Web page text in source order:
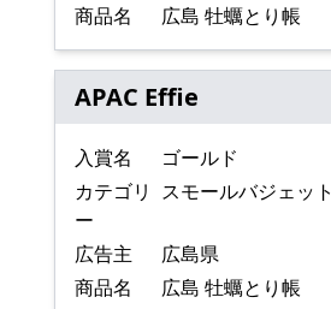
商品名
広島 牡蠣とり帳
APAC Effie
入賞名
ゴールド
カテゴリ
ー
スモールバジェット
広告主
広島県
商品名
広島 牡蠣とり帳